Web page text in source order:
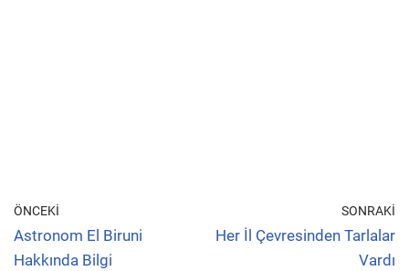
ÖNCEKI
Astronom El Biruni
Hakkında Bilgi
SONRAKI
Her İl Çevresinden Tarlalar
Vardı